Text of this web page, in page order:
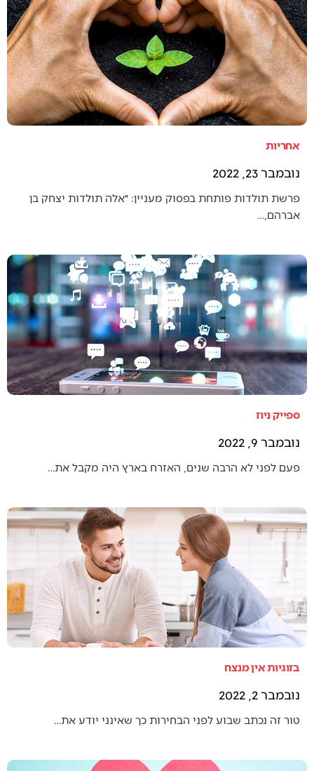
אחריות
נובמבר 23, 2022
פרשת תולדות פותחת בפסוק מעניין: ״אלה תולדות יצחק בן
אברהם,…
ספייק ניוז
נובמבר 9, 2022
פעם לפני לא הרבה שנים, האזרח בארץ היה מקבל את…
בזוגיות אין מנצח
נובמבר 2, 2022
טור זה נכתב שבוע לפני הבחירות כך שאינני יודע את…